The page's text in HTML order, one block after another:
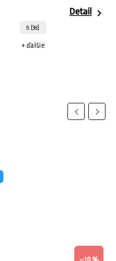
Detail
5 (38)
+ ďalšie
PreviousNext